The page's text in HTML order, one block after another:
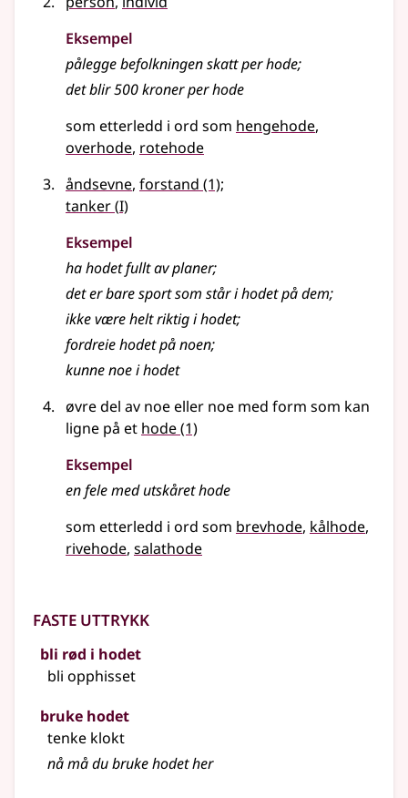
Eksempel
pålegge befolkningen skatt perhode;
det blir 500 kroner per hode
som etterledd i ord som hengehode
overhode rotehode
åndsevne, forstand (1);
tanker(1
I)
Eksempel
hahodetfullt av planer;
det er bare sport som står ihodetpå dem;
ikke være helt riktig ihodet;
fordreiehodetpå noen;
kunne noe i hodet
øvre del av noe eller noe med form som kan
ligne på et hode(1)
Eksempel
en fele med utskårethode
som etterledd i ord som brevhode kålhode
rivehode salathode
Faste uttrykk
bli rød i hodet
bli opphisset
bruke hodet
tenke klokt
nå må du bruke hodet her